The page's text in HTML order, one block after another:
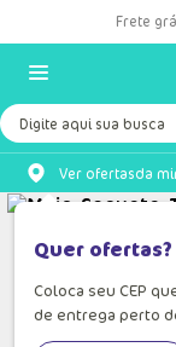
Frete
Digite aqui sua
Ver ofertasda
Quer ofertas?
Coloca seu CEP
de entrega perto